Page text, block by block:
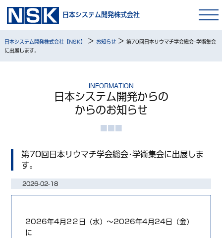
日本システム開発株式会社
日本システム開発株式会社【NSK】 > お知らせ> 第70回日本リウマチ学会総会･学術集会
に出展します。
INFORMATION
日本システム開発からの
からのお知らせ
第70回日本リウマチ学会総会･学術集会に出展しま
す。
2026-02-18
2026年4月2２日（水）～2026年4月24日（金）
に